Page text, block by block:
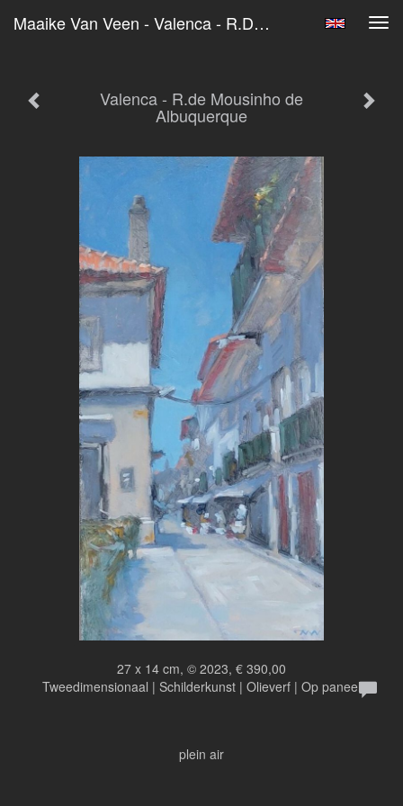
Maaike Van Veen - Valenca - R.de Mousinho De Albuquerque
Valenca - R.de Mousinho de
Albuquerque
27 x 14 cm, © 2023, € 390,00
Tweedimensionaal | Schilderkunst | Olieverf | Op paneel
plein air